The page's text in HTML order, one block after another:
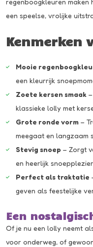
regenboogkleuren maken
een speelse, vrolijke
Kenmerken
Mooie
een kleurrijk
Zoete kersen smaak
klassieke lolly met
Grote ronde vorm –
meegaat en langzaam
Stevig snoep – Zorgt
en heerlijk snoepplezier
Perfect als traktatie
geven als feestelijke
Een
Of je nu een lolly neemt
voor onderweg, of